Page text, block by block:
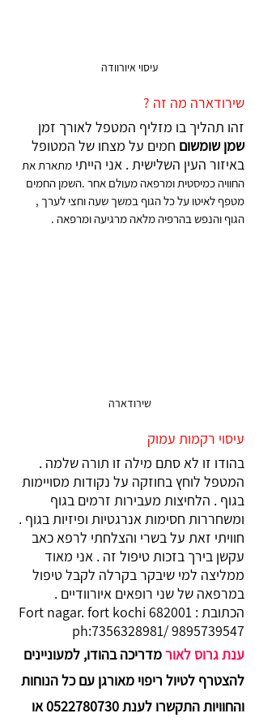
שירודארה מה זה ?
זהו תהליך בו מזליף המטפל לאורך זמן
שמן שומשום חמים על מצחו של המטופל
באיזור העין השלישית . אני הייתי מתארת את
החוויה כמיסטית ומרפאה מעולם אחר .השמן החמים
מטפף לאיטו על כל הגוף במשך שעה וחצי לערך ,
הגוף והנפש בהרפיה מלאה מרגיעה ומרפאה .
שירודארה
עיסוי רקמות עמוק
בהודו זו לא סתם מילה זו תורה שלמה .
המטפל לוחץ בחוזקה על נקודות מסויימות
בגוף . הלחיצות מעבירות זרמים בגוף
ומשחררות חסימות אנרגטיות ופיזיות בגוף .
חוויתי זאת על בשרי והצלחתי לרפא כאב
עקשן בירך בזכות טיפול זה . אני מאוד
ממליצה למי שיבקר בקרלה לקבל טיפול
במרפאה של שני רופאים איורוודיים .
הכתובת :Fort nagar. fort kochi 682001
ph:7356328981/ 9895739547
ענת גרוס לאור מדריכה בהודו, למעוניינים
להצטרף לטיול ריפוי מאורגן עם כל הנוחות
והחוויות התקשרו לענת 0522780730 או